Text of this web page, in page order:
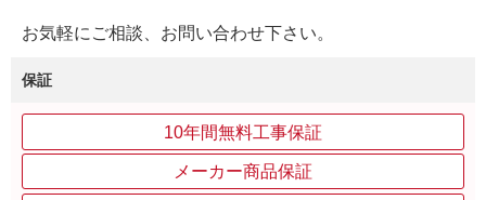
お気軽にご相談、お問い合わせ下さい。
保証
10年間無料工事保証
メーカー商品保証